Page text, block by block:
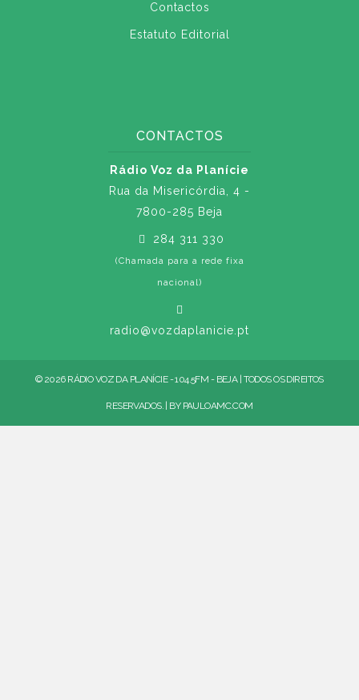
Contactos
Estatuto Editorial
CONTACTOS
Rádio Voz da Planície
Rua da Misericórdia, 4 -
7800-285 Beja
284 311 330
(Chamada para a rede fixa
nacional)
radio@vozdaplanicie.pt
© 2026 RÁDIO VOZ DA PLANÍCIE - 104.5FM - BEJA | TODOS OS DIREITOS
RESERVADOS. | BY PAULOAMC.COM